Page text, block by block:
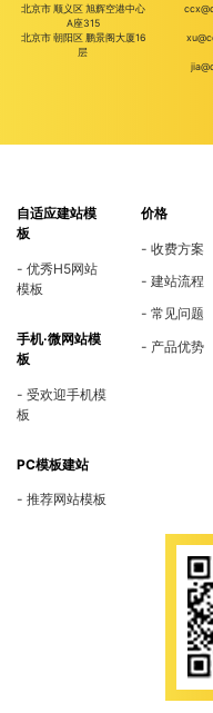
北京市 顺义区 旭辉空港中心
A座315
北京市 朝阳区 鹏景阁大厦16
层
自适应建站模
板
优秀H5网站
模板
手机·微网站模
板
受欢迎手机模
板
PC模板建站
推荐网站模板
价格
收费方案
建站流程
常见问题
产品优势